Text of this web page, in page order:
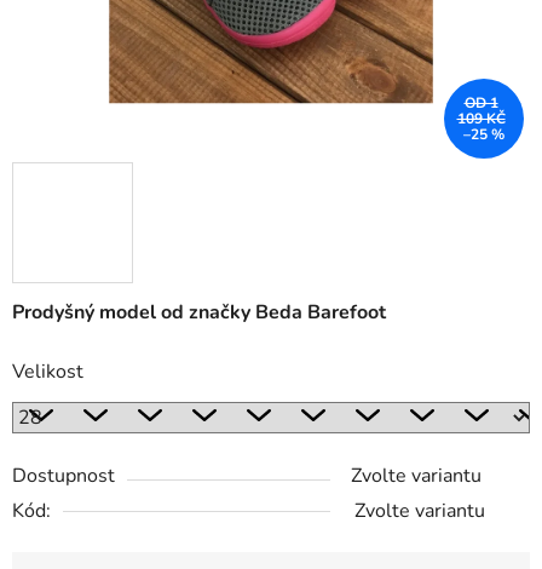
Prodyšný model od značky Beda Barefoot
Velikost
Dostupnost
Zvolte variantu
Kód:
Zvolte variantu
OD 1
109 KČ
–25 %